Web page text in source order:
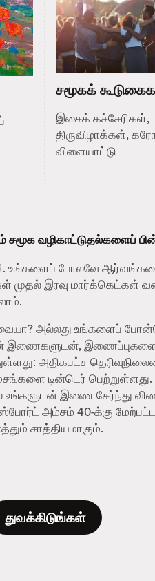
சமூகக்
இசைக் கச்சேரிகள்,
திருவிழாக்கள்,
விளையாட்டு
சமூக வழிகாட்டுதல்களைப்
உங்களைப் போலவே
இரவு மார்க்கெட்கள்
அல்லது உங்களைப்
இணைகளுடன், இணைப்புகளை
அதிகபட்ச
டின்டெர்
இணை சேர்ந்து
அம்சம் 40-க்கு
சாத்தியமாகும்.
துவக்கிடுங்கள்